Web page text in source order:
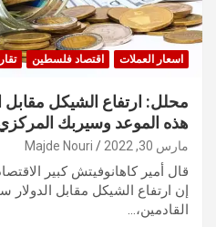
اسعار العملات اقتصاد فلسطين
محلل: ارتفاع الشيكل مقابل
هذه الموعد وسيربك
مارس 30, 2022 Majde Nouri
إن ارتفاع الشيكل مقابل
القادمين،…